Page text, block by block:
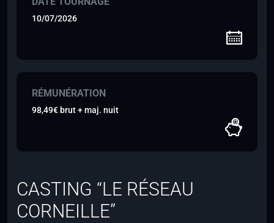
10/07/2026
RÉMUNÉRATION
98,49€ brut + maj. nuit
CASTING “LE RÉSEAU
CORNEILLE”